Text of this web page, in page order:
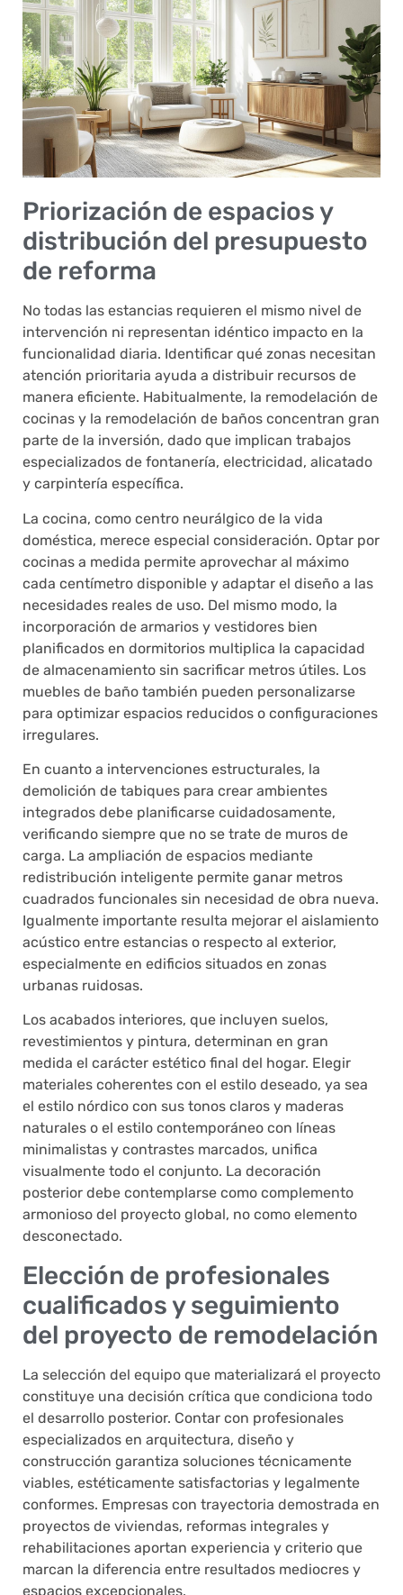
Priorización de espacios y
distribución del presupuesto
de reforma
No todas las estancias requieren el mismo nivel de
intervención ni representan idéntico impacto en la
funcionalidad diaria. Identificar qué zonas necesitan
atención prioritaria ayuda a distribuir recursos de
manera eficiente. Habitualmente, la remodelación de
cocinas y la remodelación de baños concentran gran
parte de la inversión, dado que implican trabajos
especializados de fontanería, electricidad, alicatado
y carpintería específica.
La cocina, como centro neurálgico de la vida
doméstica, merece especial consideración. Optar por
cocinas a medida permite aprovechar al máximo
cada centímetro disponible y adaptar el diseño a las
necesidades reales de uso. Del mismo modo, la
incorporación de armarios y vestidores bien
planificados en dormitorios multiplica la capacidad
de almacenamiento sin sacrificar metros útiles. Los
muebles de baño también pueden personalizarse
para optimizar espacios reducidos o configuraciones
irregulares.
En cuanto a intervenciones estructurales, la
demolición de tabiques para crear ambientes
integrados debe planificarse cuidadosamente,
verificando siempre que no se trate de muros de
carga. La ampliación de espacios mediante
redistribución inteligente permite ganar metros
cuadrados funcionales sin necesidad de obra nueva.
Igualmente importante resulta mejorar el aislamiento
acústico entre estancias o respecto al exterior,
especialmente en edificios situados en zonas
urbanas ruidosas.
Los acabados interiores, que incluyen suelos,
revestimientos y pintura, determinan en gran
medida el carácter estético final del hogar. Elegir
materiales coherentes con el estilo deseado, ya sea
el estilo nórdico con sus tonos claros y maderas
naturales o el estilo contemporáneo con líneas
minimalistas y contrastes marcados, unifica
visualmente todo el conjunto. La decoración
posterior debe contemplarse como complemento
armonioso del proyecto global, no como elemento
desconectado.
Elección de profesionales
cualificados y seguimiento
del proyecto de remodelación
La selección del equipo que materializará el proyecto
constituye una decisión crítica que condiciona todo
el desarrollo posterior. Contar con profesionales
especializados en arquitectura, diseño y
construcción garantiza soluciones técnicamente
viables, estéticamente satisfactorias y legalmente
conformes. Empresas con trayectoria demostrada en
proyectos de viviendas, reformas integrales y
rehabilitaciones aportan experiencia y criterio que
marcan la diferencia entre resultados mediocres y
espacios excepcionales.